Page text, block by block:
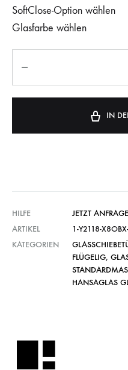
SoftClose-Option wählen
Glasfarbe wählen
IN
HILFE
JETZT
ARTIKEL
1-Y2118-
KATEGORIEN
FLÜGELIG,
HANSAGLAS